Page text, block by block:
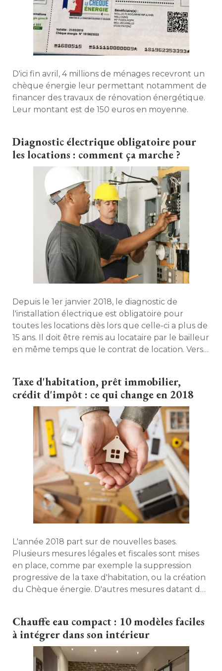
D'ici fin avril, 4 millions de ménages recevront un
chèque énergie leur permettant notamment de
financer des travaux de rénovation énergétique.
Leur montant est de 150 euros en moyenne.
Diagnostic électrique obligatoire pour
les locations : comment ça marche ?
Depuis le 1er janvier 2018, le diagnostic de
l'installation électrique est obligatoire pour
toutes les locations dès lors que celle-ci a plus de
15 ans. Il doit être remis au locataire par le bailleur
en même temps que le contrat de location. Vers
offre-t-il ? Précisions.
Taxe d'habitation, prêt immobilier,
crédit d'impôt : ce qui change en 2018
L'année 2018 part sur de nouvelles bases.
Plusieurs mesures légales et fiscales sont mises
en place, comme par exemple la suppression
progressive de la taxe d'habitation, ou la création
du Chèque énergie. D'autres mesures datant de
touchant l'univers de l'habitat en 2018 ?
Décryptage.
Chauffe eau compact : 10 modèles faciles
à intégrer dans son intérieur